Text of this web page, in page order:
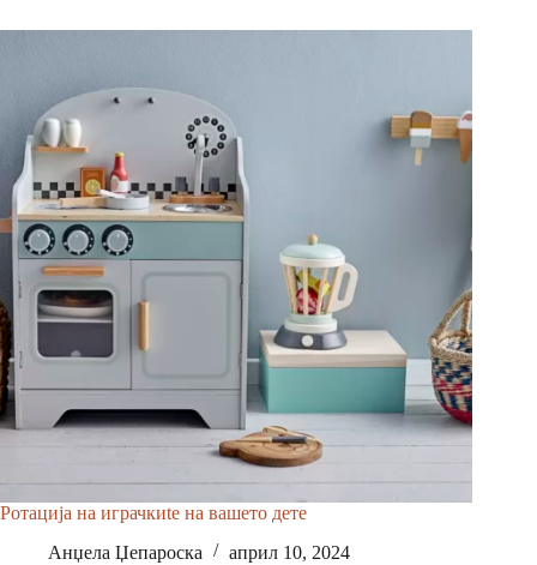
Ротација на играчкиte на вашето дете
Анџела Џепароска
април 10, 2024